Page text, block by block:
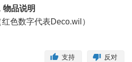
物品说明
色数字代表Deco.wil）
反对
支持